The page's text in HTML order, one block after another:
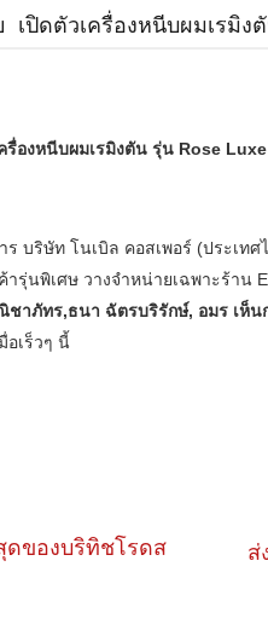
ปิดตัวเครื่องหนีบผมเรมิง
รื่องหนีบผมเรมิงตัน รุ่น Rose Luxe
ร บริษัท โนเบิล คอสเพอร์ (ประเท
ารุ่นพิเศษ วางจำหน่ายเฉพาะร้าน
ชาภัทร,ธนา ฉัตรบริรักษ์, อมร เห็
อเร็วๆ นี้
ดของบริทิชโรดส
ส่